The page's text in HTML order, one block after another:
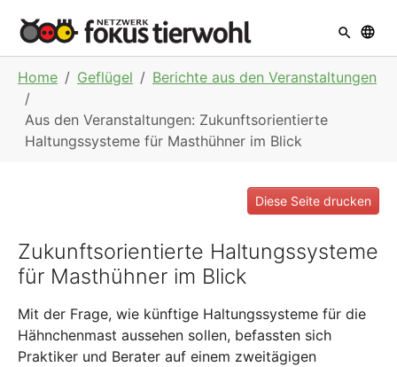
Home Geflügel Berichte aus den Veranstaltungen
Aus den Veranstaltungen: Zukunftsorientierte
Haltungssysteme für Masthühner im Blick
Diese Seite drucken
Zukunftsorientierte Haltungssysteme
für Masthühner im Blick
Mit der Frage, wie künftige Haltungssysteme für die
Hähnchenmast aussehen sollen, befassten sich
Praktiker und Berater auf einem zweitägigen